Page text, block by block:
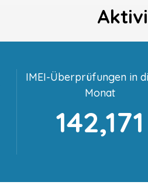
IMEI-Überprüfungen in
Monat
142,171